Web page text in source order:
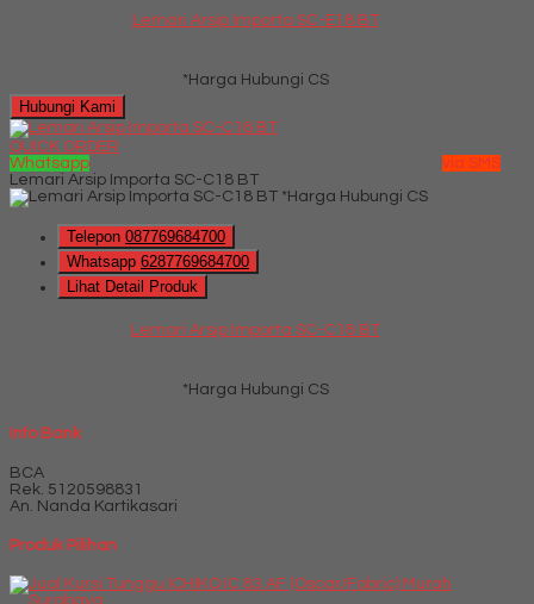
Lemari Arsip Importa SC-E18 BT
*Harga Hubungi CS
Hubungi Kami
QUICK ORDER
Whatsapp
via SMS
Lemari Arsip Importa SC-C18 BT
*Harga Hubungi CS
Telepon 087769684700
Whatsapp 6287769684700
Lihat Detail Produk
Lemari Arsip Importa SC-C18 BT
*Harga Hubungi CS
Info Bank
BCA
Rek. 5120598831
An. Nanda Kartikasari
Produk Pilihan